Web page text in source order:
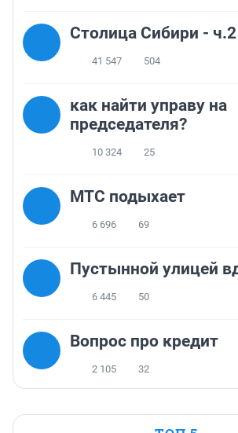
Столица Сибири - ч.2
41 547 504
как найти управу на
председателя?
10 324 25
МТС подыхает
6 696 69
Пустынной улицей
6 445 50
Вопрос про кредит
2 105 32